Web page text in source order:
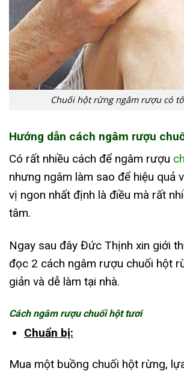
Chuối hột rừng ngâm rượu có
Hướng dẫn cách ngâm rượu
Có rất nhiều cách để ngâm rượu
nhưng ngâm làm sao để hiệu quả
vị ngon nhất định là điều mà rất
tâm.
Ngay sau đây Đức Thịnh xin giới
đọc 2 cách ngâm rượu chuối hột
giản và dễ làm tại nhà.
Cách ngâm rượu chuối hột tươi
Chuẩn bị:
Mua một buồng chuối hột rừng,